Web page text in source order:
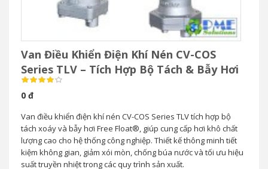
Van Điều Khiển Điện Khí Nén CV-COS
Series TLV – Tích Hợp Bộ Tách & Bẫy Hơi
0 đ
Van điều khiển điện khí nén CV-COS Series TLV tích hợp bộ
tách xoáy và bẫy hơi Free Float®, giúp cung cấp hơi khô chất
lượng cao cho hệ thống công nghiệp. Thiết kế thông minh tiết
kiệm không gian, giảm xói mòn, chống búa nước và tối ưu hiệu
suất truyền nhiệt trong các quy trình sản xuất.